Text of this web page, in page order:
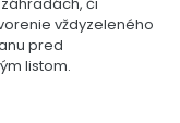
či
vždyzeleného
pred
listom.